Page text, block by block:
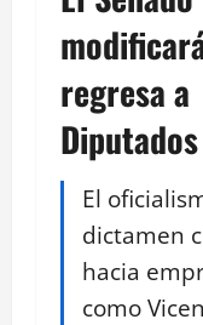
regresa a
Diputados
El
dictamen
hacia
como